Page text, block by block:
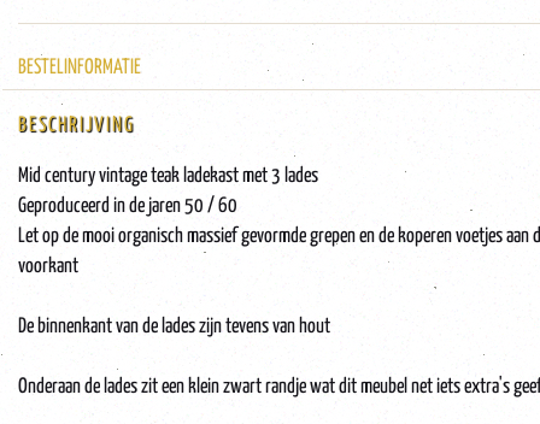
BESTELINFORMATIE
BESCHRIJVING
Mid century vintage teak ladekast met 3 lades
Geproduceerd in de jaren 50 / 60
Let op de mooi organisch massief gevormde grepen en de koperen voetjes aan
voorkant
De binnenkant van de lades zijn tevens van hout
Onderaan de lades zit een klein zwart randje wat dit meubel net iets extra's